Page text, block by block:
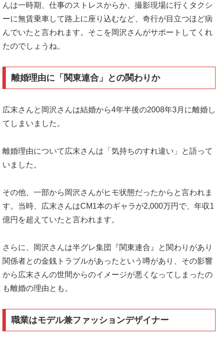
んは一時期、仕事のストレスからか、撮影現場に行くタクシ
ーに無賃乗車して路上に座り込むなど、奇行が目立つほど病
んでいたと言われます。そこを岡沢さんがサポートしてくれ
たのでしょうね。
離婚理由に「関東連合」との関わりか
広末さんと岡沢さんは結婚から4年半後の2008年3月に離婚し
てしまいました。
離婚理由について広末さんは「気持ちのすれ違い」と語って
いました。
その他、一部から岡沢さんがヒモ状態だったからと言われま
す。当時、広末さんはCM1本のギャラが2,000万円で、年収1
億円を超えていたと言われます。
さらに、岡沢さんは半グレ集団『関東連合』と関わりがあり
関係者との金銭トラブルがあったという噂があり、その影響
から広末さんの世間からのイメージが悪くなってしまったの
も離婚の理由とも。
職業はモデル兼ファッションデザイナー